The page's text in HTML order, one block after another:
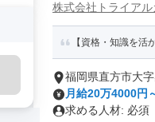
株式会社トライア
【資格・知識を
福岡県直方市大字
月給20万4000円
求める人材: 必須